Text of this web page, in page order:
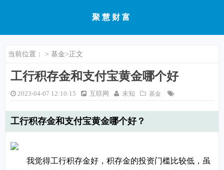
聚慧财富
当前位置： > 基金>正文
工行积存金和支付宝黄金哪个好
2023-04-07 12:10:15 互联网 未知 基金
工行积存金和支付宝黄金哪个好？
我觉得工行积存金好，积存金的投资门槛比较低，虽